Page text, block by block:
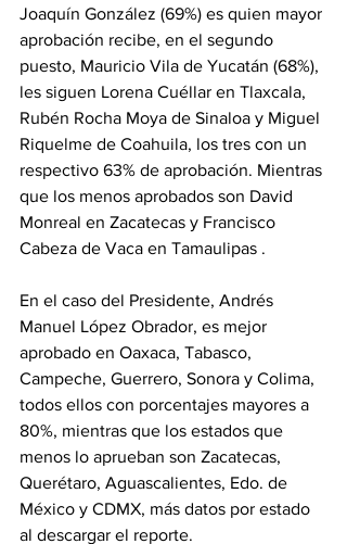
Joaquín González (69%) es quien mayor
aprobación recibe, en el segundo
puesto, Mauricio Vila de Yucatán (68%),
les siguen Lorena Cuéllar en Tlaxcala,
Rubén Rocha Moya de Sinaloa y Miguel
Riquelme de Coahuila, los tres con un
respectivo 63% de aprobación. Mientras
que los menos aprobados son David
Monreal en Zacatecas y Francisco
Cabeza de Vaca en Tamaulipas .
En el caso del Presidente, Andrés
Manuel López Obrador, es mejor
aprobado en Oaxaca, Tabasco,
Campeche, Guerrero, Sonora y Colima,
todos ellos con porcentajes mayores a
80%, mientras que los estados que
menos lo aprueban son Zacatecas,
Querétaro, Aguascalientes, Edo. de
México y CDMX, más datos por estado
al descargar el reporte.